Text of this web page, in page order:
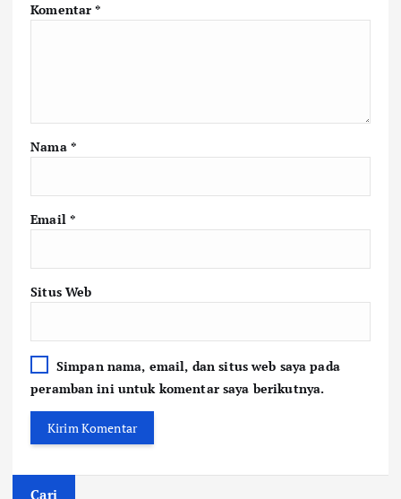
Komentar*
Nama *
Email *
Situs Web
Simpan nama, email, dan situs web saya pada
peramban ini untuk komentar saya berikutnya.
Cari